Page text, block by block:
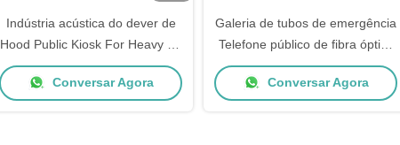
Indústria acústica do dever de
Hood Public Kiosk For Heavy do
telefone resistente do vândalo
Conversar Agora
Galeria de tubos de emergência
Telefone público de fibra óptica
especial resistente a vandalismo
Conversar Agora